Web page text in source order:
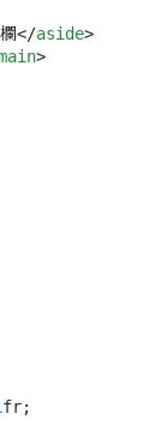
</aside>
>
fr;